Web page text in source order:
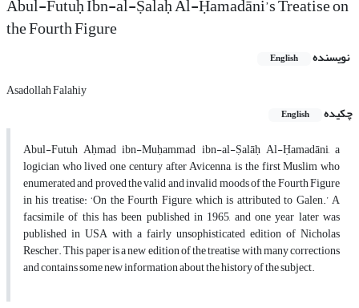
Abul-Futuḥ Ibn-al-Ṣalaḥ Al-Ḥamadāni’s Treatise on
the Fourth Figure
نویسنده English
Asadollah Falahiy
چکیده
English
Abul-Futuh Aḥmad ibn-Muḥammad ibn-al-Ṣalāḥ Al-Ḥamadāni, a
logician who lived one century after Avicenna, is the first Muslim who
enumerated and proved the valid and invalid moods of the Fourth Figure
in his treatise: ‘On the Fourth Figure, which is attributed to Galen.’ A
facsimile of this has been published in 1965, and one year later was
published in USA with a fairly unsophisticated edition of Nicholas
Rescher. This paper is a new edition of the treatise with many corrections
and contains some new information about the history of the subject.